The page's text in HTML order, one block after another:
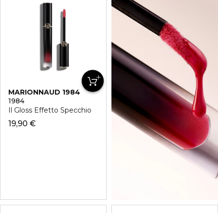
MARIONNAUD 1984
1984
Il Gloss Effetto Specchio
19,90 €